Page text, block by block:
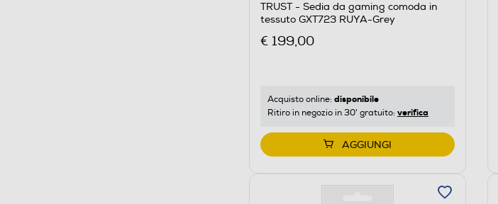
TRUST - Sedia da gaming comoda in
tessuto GXT723 RUYA-Grey
€ 199,00
Acquisto online: disponibile
Ritiro in negozio in 30' gratuito: verifica
AGGIUNGI